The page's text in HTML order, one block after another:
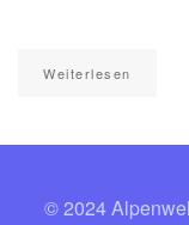
Weiterlesen
© 2024